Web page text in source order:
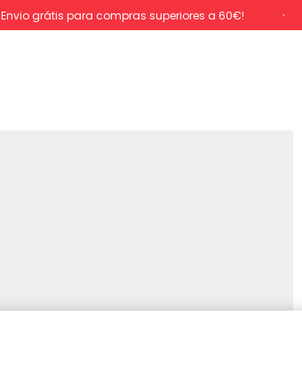
Envio grátis para compras superiores a 60€!